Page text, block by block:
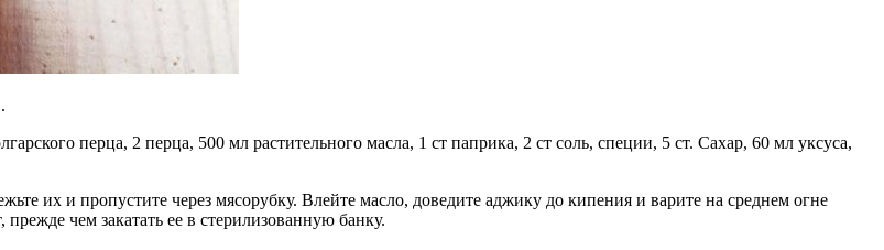
перца, 2 перца, 500 мл растительного масла, 1 ст паприка, 2 ст соль, специи, 5 ст. Сахар, 60 мл уксуса,
их и пропустите через мясорубку. Влейте масло, доведите аджику до кипения и варите на среднем огне
чем закатать ее в стерилизованную банку.